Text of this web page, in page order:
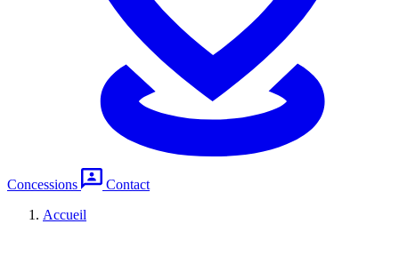
Concessions
Contact
Accueil